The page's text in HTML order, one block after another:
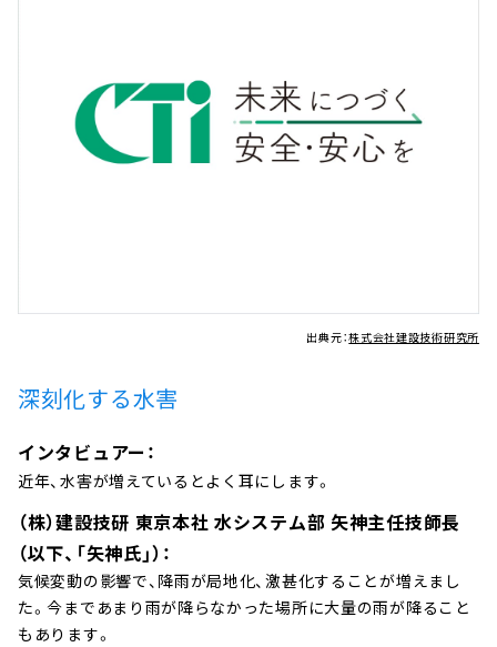
出典元：株式会社建設技術研究所
深刻化する水害
インタビュアー：
近年、水害が増えているとよく耳にします。
（株）建設技研 東京本社 水システム部 矢神主任技師長
（以下、「矢神氏」）：
気候変動の影響で、降雨が局地化、激甚化することが増えまし
た。今まであまり雨が降らなかった場所に大量の雨が降ること
もあります。